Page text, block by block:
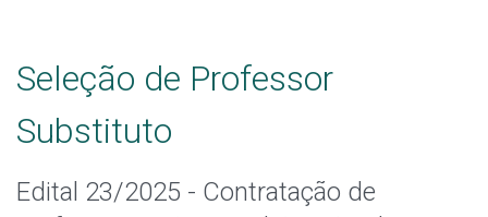
Seleção de Professor
Substituto
Edital 23/2025 - Contratação de